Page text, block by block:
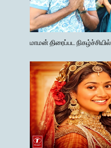
மாமன் திரைப்பட